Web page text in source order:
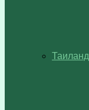
Таиланд